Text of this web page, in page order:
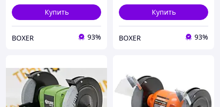
Купить
BOXER 93%
Купить
BOXER 93%